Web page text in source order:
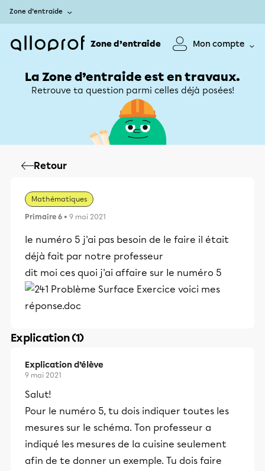
Zone d’entraide
Zone d’entraide Mon compte
La Zone d’entraide est en travaux.
Retrouve ta question parmi celles déjà posées!
Retour
Mathématiques
Primaire 6 • 9 mai 2021
le numéro 5 j'ai pas besoin de le faire il était
déjà fait par notre professeur
dit moi ces quoi j'ai affaire sur le numéro 5
Explication (1)
Explication d’élève
9 mai 2021
Salut!
Pour le numéro 5, tu dois indiquer toutes les
mesures sur le schéma. Ton professeur a
indiqué les mesures de la cuisine seulement
afin de te donner un exemple. Tu dois faire